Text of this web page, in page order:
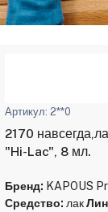
Артикул: 2**0
2170
"Hi-Lac", 8 мл.
Бренд: KAPOUS
Средство: лак